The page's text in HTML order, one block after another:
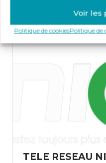
Voir les
Politique de cookiesPolitique de
TELE RESEAU